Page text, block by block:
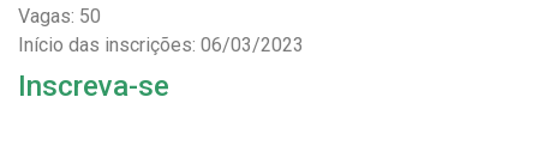
Vagas: 50
Início das inscrições: 06/03/2023
Inscreva-se